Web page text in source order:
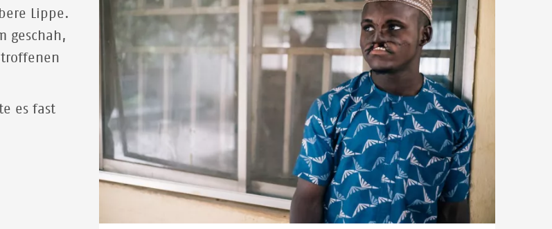
Lippe.
geschah,
es fast